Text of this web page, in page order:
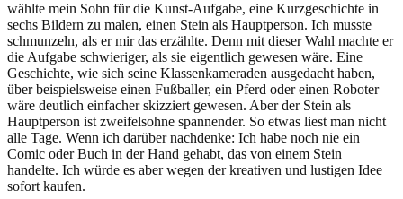
wählte mein Sohn für die Kunst-Aufgabe, eine Kurzgeschichte in
sechs Bildern zu malen, einen Stein als Hauptperson. Ich musste
schmunzeln, als er mir das erzählte. Denn mit dieser Wahl machte er
die Aufgabe schwieriger, als sie eigentlich gewesen wäre. Eine
Geschichte, wie sich seine Klassenkameraden ausgedacht haben,
über beispielsweise einen Fußballer, ein Pferd oder einen Roboter
wäre deutlich einfacher skizziert gewesen. Aber der Stein als
Hauptperson ist zweifelsohne spannender. So etwas liest man nicht
alle Tage. Wenn ich darüber nachdenke: Ich habe noch nie ein
Comic oder Buch in der Hand gehabt, das von einem Stein
handelte. Ich würde es aber wegen der kreativen und lustigen Idee
sofort kaufen.